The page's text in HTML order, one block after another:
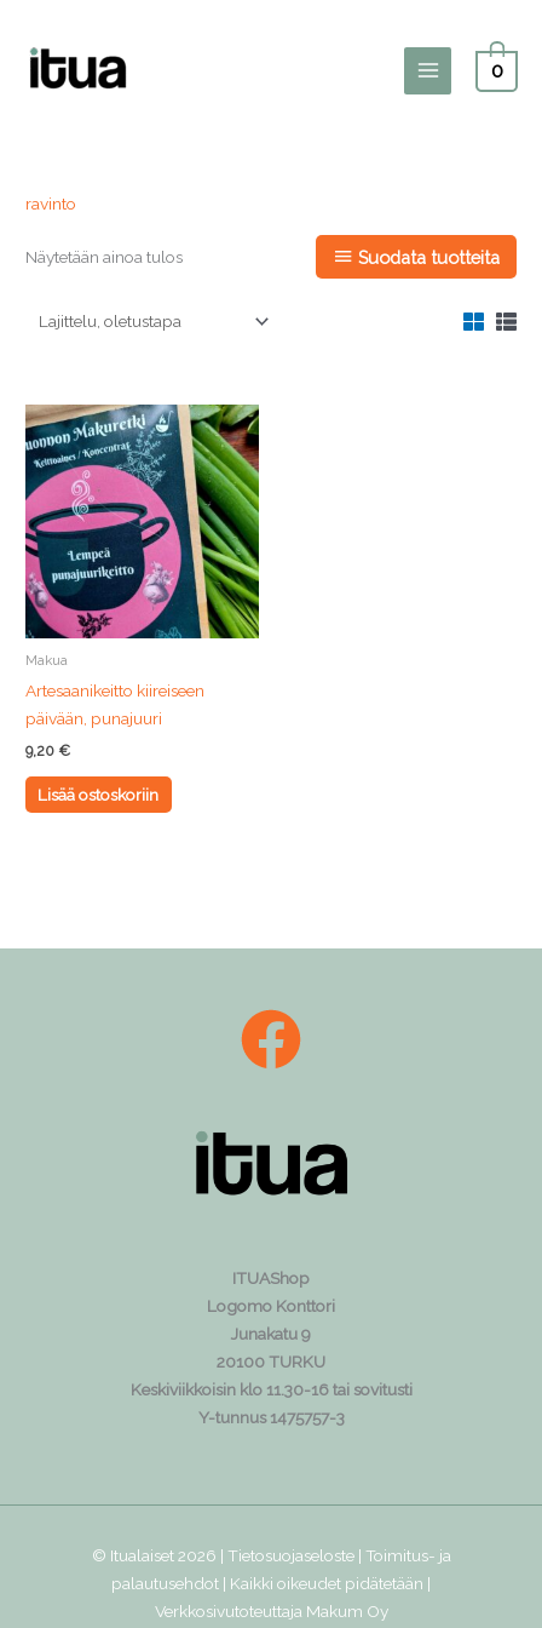
Main
0
ravinto
Näytetään ainoa tulos Suodata tuotteita
Makua
Artesaanikeitto kiireiseen
päivään, punajuuri
9,20 €
Lisää ostoskoriin
ITUAShop
Logomo Konttori
Junakatu 9
20100 TURKU
Keskiviikkoisin klo 11.30-16 tai sovitusti
Y-tunnus 1475757-3
© Itualaiset 2026 | Tietosuojaseloste| Toimitus- ja
palautusehdot | Kaikki oikeudet pidätetään |
Verkkosivutoteuttaja Makum Oy